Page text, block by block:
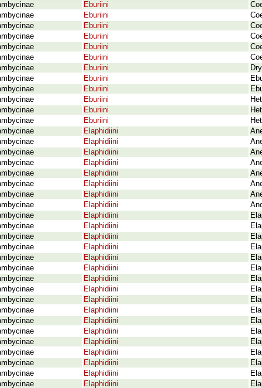
Eburiini
Eburiini
Eburiini
Eburiini
Eburiini
Eburiini
Eburiini
Eburiini
Eburiini
Eburiini
Eburiini
Eburiini
Elaphidiini
Elaphidiini
Elaphidiini
Elaphidiini
Elaphidiini
Elaphidiini
Elaphidiini
Elaphidiini
Elaphidiini
Elaphidiini
Elaphidiini
Elaphidiini
Elaphidiini
Elaphidiini
Elaphidiini
Elaphidiini
Elaphidiini
Elaphidiini
Elaphidiini
Elaphidiini
Elaphidiini
Elaphidiini
Elaphidiini
Elaphidiini
Elaphidiini